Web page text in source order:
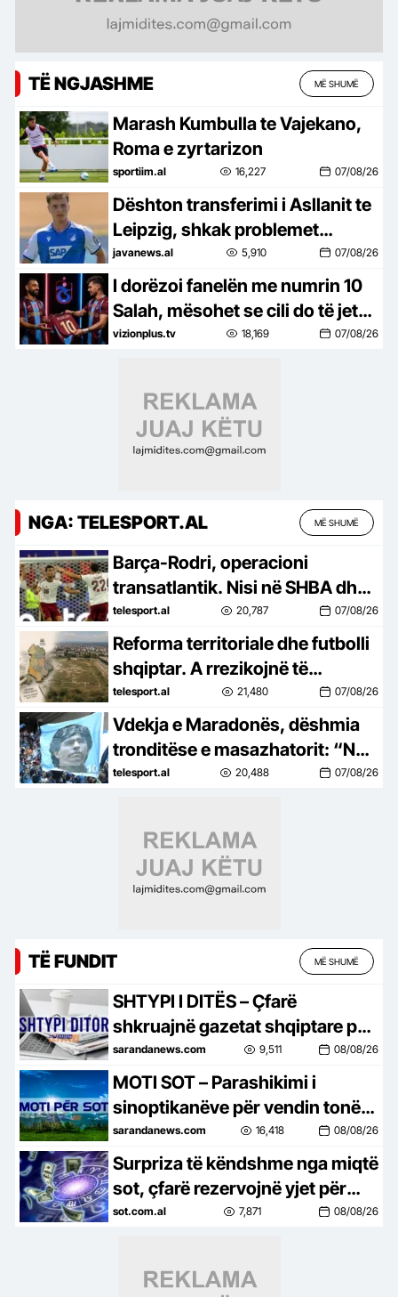
TË NGJASHME MË SHUMË
Marash Kumbulla te Vajekano,
Roma e zyrtarizon
sportiim.al 16,227 07/08/26
Dështon transferimi i Asllanit te
Leipzig, shkak problemet
shëndetësore!
javanews.al 5,910 07/08/26
I dorëzoi fanelën me numrin 10
Salah, mësohet se cili do të jetë
numri i ri në shpinën e Muçit
vizionplus.tv 18,169 07/08/26
NGA: TELESPORT.AL MË SHUMË
Barça-Rodri, operacioni
transatlantik. Nisi në SHBA dhe
po hyn në fazën vendimtare
telesport.al 20,787 07/08/26
Reforma territoriale dhe futbolli
shqiptar. A rrezikojnë të
“shkrihen” edhe klubet bashkë
me bashkitë?
telesport.al 21,480 07/08/26
Vdekja e Maradonës, dëshmia
tronditëse e masazhatorit: “Nuk
donte të ngrihej nga shtrati, as
telesport.al 20,488 07/08/26
TË FUNDIT MË SHUMË
SHTYPI I DITËS – Çfarë
shkruajnë gazetat shqiptare për
ditën e sotme, e shtunë, 8 gusht
2026…
sarandanews.com 9,511 08/08/26
MOTI SOT – Parashikimi i
sinoptikanëve për vendin tonë,
për ditën e shtunë, 8 gusht
2026…
sarandanews.com 16,418 08/08/26
Surpriza të këndshme nga miqtë
sot, çfarë rezervojnë yjet për
çdo shenjë
sot.com.al 7,871 08/08/26